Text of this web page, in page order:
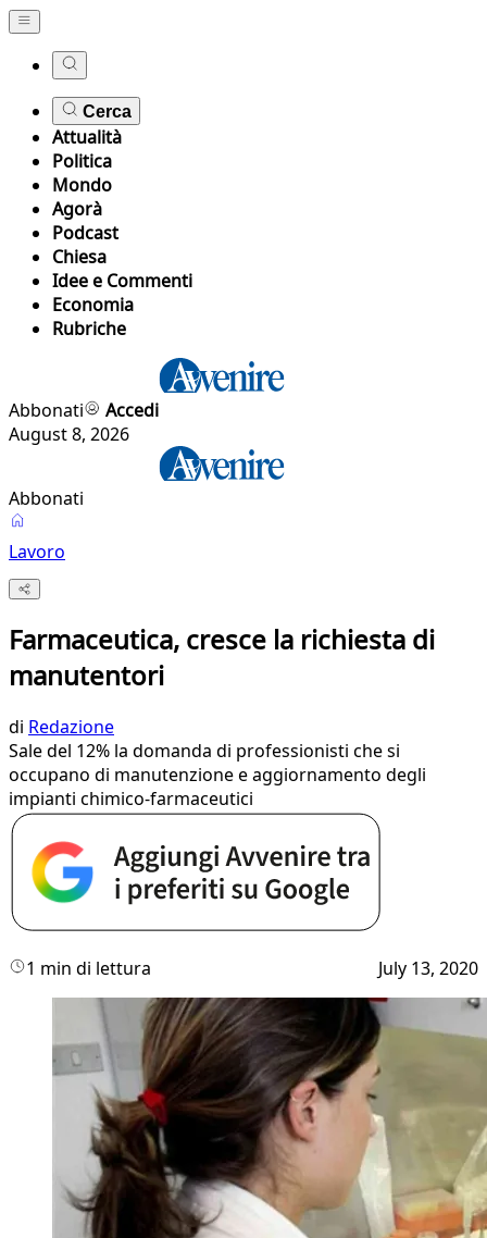
Cerca
Attualità
Politica
Mondo
Agorà
Podcast
Chiesa
Idee e Commenti
Economia
Rubriche
Abbonati
Accedi
August 8, 2026
Abbonati
Lavoro
Farmaceutica, cresce la richiesta di
manutentori
di Redazione
Sale del 12% la domanda di professionisti che si
occupano di manutenzione e aggiornamento degli
impianti chimico-farmaceutici
1 min di lettura July 13, 2020